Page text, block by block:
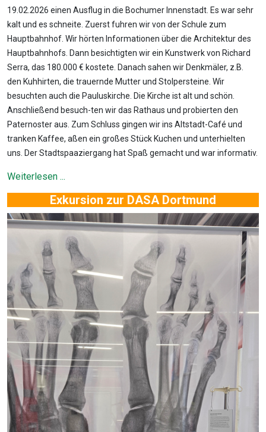
19.02.2026 einen Ausflug in die Bochumer Innenstadt. Es war sehr
kalt und es schneite. Zuerst fuhren wir von der Schule zum
Hauptbahnhof. Wir hörten Informationen über die Architektur des
Hauptbahnhofs. Dann besichtigten wir ein Kunstwerk von Richard
Serra, das 180.000 € kostete. Danach sahen wir Denkmäler, z.B.
den Kuhhirten, die trauernde Mutter und Stolpersteine. Wir
besuchten auch die Pauluskirche. Die Kirche ist alt und schön.
Anschließend besuch-ten wir das Rathaus und probierten den
Paternoster aus. Zum Schluss gingen wir ins Altstadt-Café und
tranken Kaffee, aßen ein großes Stück Kuchen und unterhielten
uns. Der Stadtspaaziergang hat Spaß gemacht und war informativ.
Weiterlesen ...
Exkursion zur DASA Dortmund